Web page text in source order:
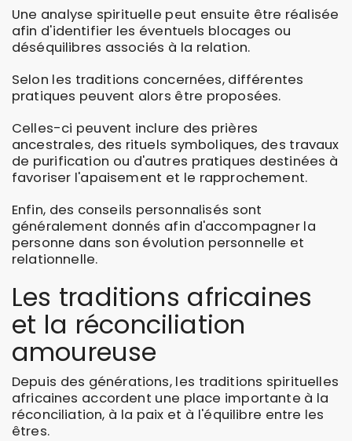
Une analyse spirituelle peut ensuite être réalisée
afin d'identifier les éventuels blocages ou
déséquilibres associés à la relation.
Selon les traditions concernées, différentes
pratiques peuvent alors être proposées.
Celles-ci peuvent inclure des prières
ancestrales, des rituels symboliques, des travaux
de purification ou d'autres pratiques destinées à
favoriser l'apaisement et le rapprochement.
Enfin, des conseils personnalisés sont
généralement donnés afin d'accompagner la
personne dans son évolution personnelle et
relationnelle.
Les traditions africaines
et la réconciliation
amoureuse
Depuis des générations, les traditions spirituelles
africaines accordent une place importante à la
réconciliation, à la paix et à l'équilibre entre les
êtres.